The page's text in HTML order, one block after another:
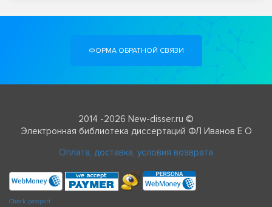
ФОРМА ОБРАТНОЙ СВЯЗИ
2014 -2026 New-disser.ru ©
Электронная библиотека диссертаций ФЛ Иванов Е О
Оплата, доставка, условия возврата
Check passport